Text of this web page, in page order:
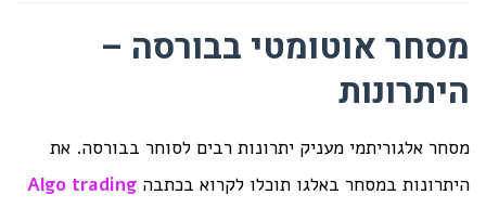
מסחר אוטומטי בבורסה –
היתרונות
מסחר אלגוריתמי מעניק יתרונות רבים לסוחר בבורסה. את
היתרונות במסחר באלגו תוכלו לקרוא בכתבה Algo trading